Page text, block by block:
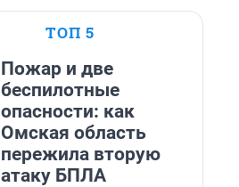
ТОП 5
Пожар и две
беспилотные
опасности: как
Омская область
пережила вторую
атаку БПЛА